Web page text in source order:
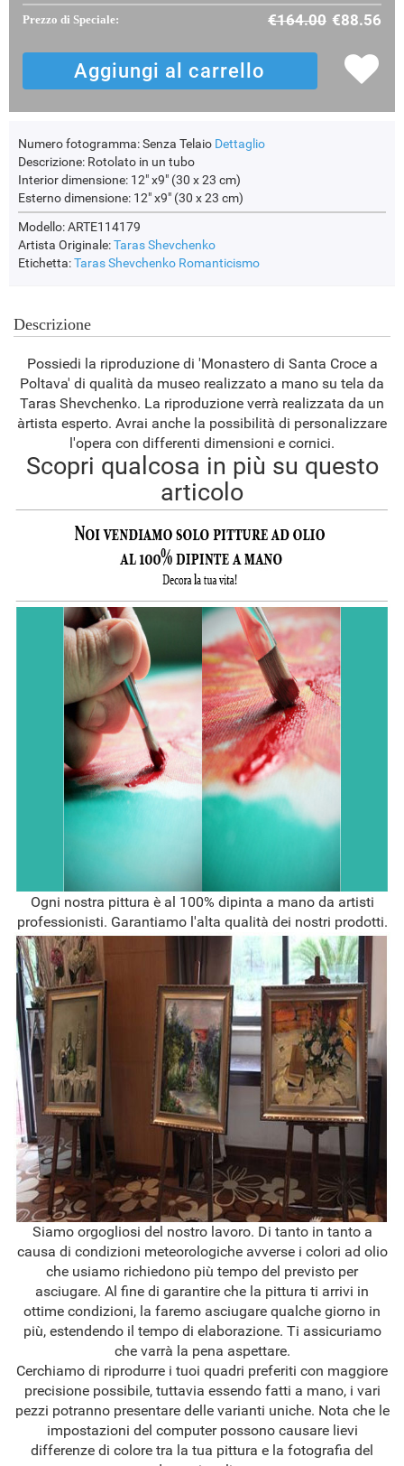
Prezzo di Speciale: €164.00 €88.56
Numero fotogramma:Senza Telaio Dettaglio
Descrizione: Rotolato in un tubo
Interior dimensione: 12" x9" (30 x 23 cm)
Esterno dimensione: 12" x9" (30 x 23 cm)
Modello: ARTE114179
Artista Originale:Taras Shevchenko
Etichetta:Taras Shevchenko Romanticismo
Descrizione
Possiedi la riproduzione di 'Monastero di Santa Croce a
Poltava' di qualità da museo realizzato a mano su tela da
Taras Shevchenko. La riproduzione verrà realizzata da un
àrtista esperto. Avrai anche la possibilità di personalizzare
l'opera con differenti dimensioni e cornici.
Scopri qualcosa in più su questo
articolo
Ogni nostra pittura è al 100% dipinta a mano da artisti
professionisti. Garantiamo l'alta qualità dei nostri prodotti.
Siamo orgogliosi del nostro lavoro. Di tanto in tanto a
causa di condizioni meteorologiche avverse i colori ad olio
che usiamo richiedono più tempo del previsto per
asciugare. Al fine di garantire che la pittura ti arrivi in
ottime condizioni, la faremo asciugare qualche giorno in
più, estendendo il tempo di elaborazione. Ti assicuriamo
che varrà la pena aspettare.
Cerchiamo di riprodurre i tuoi quadri preferiti con maggiore
precisione possibile, tuttavia essendo fatti a mano, i vari
pezzi potranno presentare delle varianti uniche. Nota che le
impostazioni del computer possono causare lievi
differenze di colore tra la tua pittura e la fotografia del